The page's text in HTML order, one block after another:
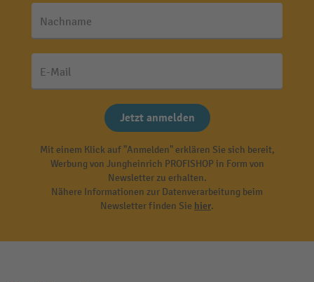
Nachname
E-Mail
Jetzt anmelden
Mit einem Klick auf "Anmelden" erklären Sie sich bereit,
Werbung von Jungheinrich PROFISHOP in Form von
Newsletter zu erhalten.
Nähere Informationen zur Datenverarbeitung beim
Newsletter finden Sie hier.